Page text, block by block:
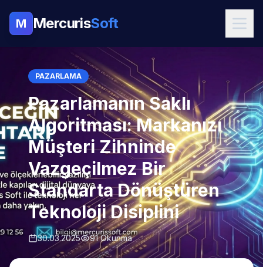
M MercurisSoft
PAZARLAMA
Pazarlamanın Saklı
Algoritması: Markanızı
Müşteri Zihninde
Vazgeçilmez Bir
Standarta Dönüştüren
Teknoloji Disiplini
30.03.2025 91 Okunma